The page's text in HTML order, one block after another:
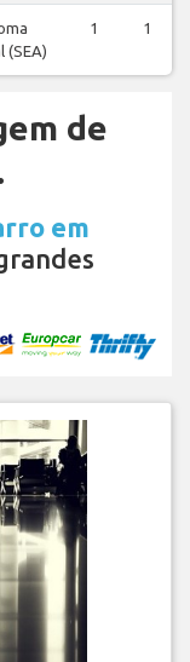
(SEA)
1 1
de
em